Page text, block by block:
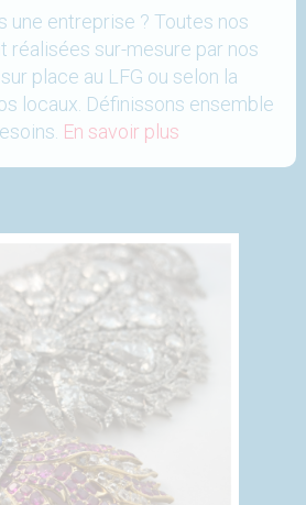
une entreprise ? Toutes nos
réalisées sur-mesure par nos
place au LFG ou selon la
locaux. Définissons ensemble
En savoir plus